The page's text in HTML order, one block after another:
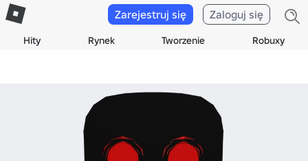
Hity Rynek Tworzenie Robuxy
Zarejestruj się Zaloguj się